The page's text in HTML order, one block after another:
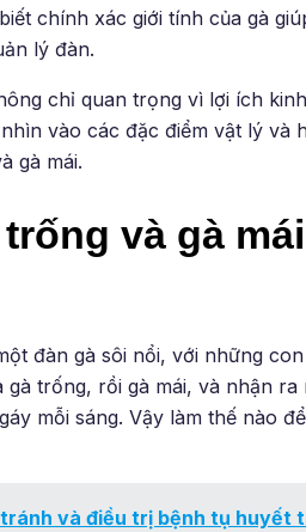
chính xác giới tính của gà
lý đàn.
chỉ quan trọng vì lợi ích
vào các đặc điểm vật lý và
gà mái.
và gà
đàn gà sôi nổi, với những
trống, rồi gà mái, và nhận ra
mỗi sáng. Vậy làm thế nào
và điều trị bệnh tụ huyết